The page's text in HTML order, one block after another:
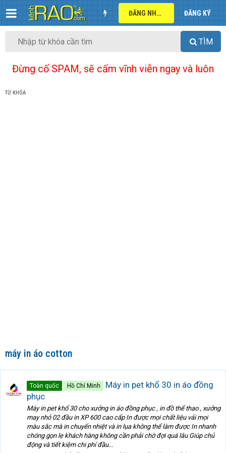
ĐĂNG NHẬP ĐĂNG KÝ
TÌM
Đừng cố SPAM, sẽ cấm vĩnh viễn ngay và luôn
TỪ KHÓA
máy in áo cotton
Toàn quốc Hồ Chí Minh
Máy in pet khổ 30 in áo đồng
phục
Máy in pet khổ 30 cho xưởng in áo đồng phục , in đồ thể thao , xưởng
may nhỏ 02 đầu in XP 600 cao cấp In được mọi chất liệu vải mọi
màu sắc mà in chuyển nhiệt và in lụa không thể làm được In nhanh
chóng gọn lẹ khách hàng không cần phải chờ đợi quá lâu Giúp chủ
động và tiết kiệm chi phí đầu...